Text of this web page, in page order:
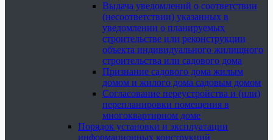
Выдача уведомлений о соответствии
(несоответствии) указанных в
уведомлении о планируемых
строительстве или реконструкции
объекта индивидуального жилищного
строительства или садового дома
Признание садового дома жилым
домом и жилого дома садовым домом
Согласование переустройства и (или)
перепланировки помещения в
многоквартирном доме
Порядок установки и эксплуатации
информационных конструкций